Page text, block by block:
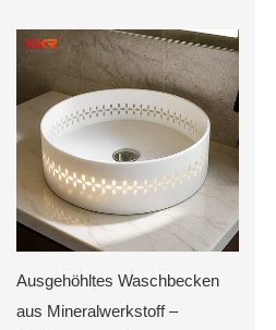
Ausgehöhltes Waschbecken
aus Mineralwerkstoff –